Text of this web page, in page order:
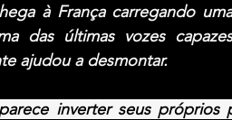
à França carregando
das últimas vozes
ajudou a desmontar.
inverter seus próprios